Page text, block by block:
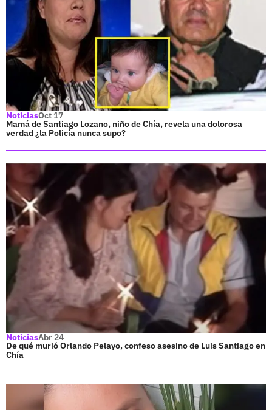
NoticiasOct 17
Mamá de Santiago Lozano, niño de Chía, revela una dolorosa
verdad ¿la Policía nunca supo?
NoticiasAbr 24
De qué murió Orlando Pelayo, confeso asesino de Luis Santiago en
Chía